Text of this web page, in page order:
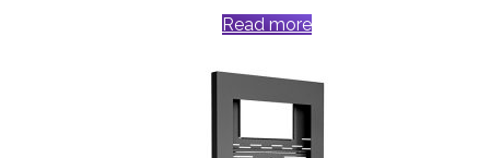
Read more